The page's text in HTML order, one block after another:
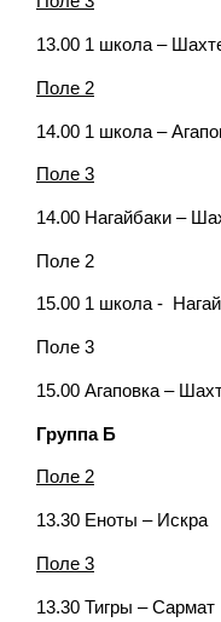
13.00 1 школа –
Поле 2
14.00 1 школа –
Поле 3
14.00 Нагайбаки –
Поле 2
15.00 1 школа -
Поле 3
15.00 Агаповка –
Группа Б
Поле 2
13.30 Еноты – Искра
Поле 3
13.30 Тигры – Сармат